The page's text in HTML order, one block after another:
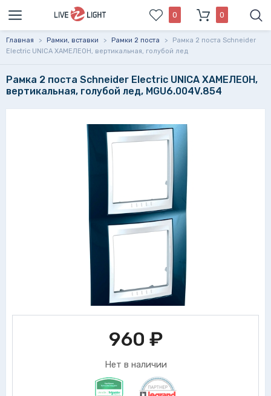
0 0
Главная > Рамки, вставки > Рамки 2 поста >
Рамка 2 поста Schneider
Electric UNICA ХАМЕЛЕОН, вертикальная, голубой лед
Рамка 2 поста Schneider Electric UNICA ХАМЕЛЕОН,
вертикальная, голубой лед, MGU6.004V.854
960 ₽
Нет в наличии